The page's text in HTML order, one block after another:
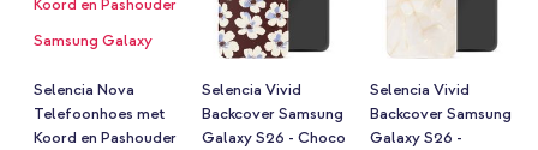
Selencia Nova
Telefoonhoes met
Koord en Pashouder
Selencia Vivid
Backcover Samsung
Galaxy S26 - Choco
Selencia Vivid
Backcover Samsung
Galaxy S26 -